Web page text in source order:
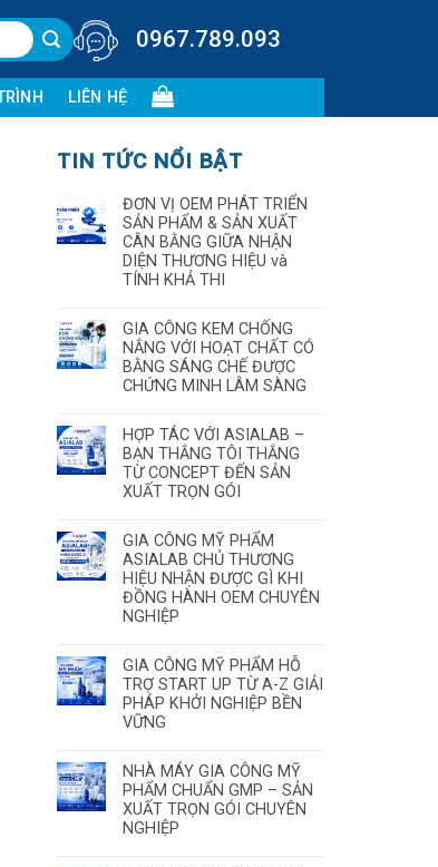
0967.789.093
LIÊN HỆ
TIN TỨC NỔI BẬT
ĐƠN VỊ OEM PHÁT TRIỂN
SẢN PHẨM & SẢN XUẤT
CÂN BẰNG GIỮA NHẬN
DIỆN THƯƠNG HIỆU và
TÍNH KHẢ THI
GIA CÔNG KEM CHỐNG
NẮNG VỚI HOẠT CHẤT CÓ
BẰNG SÁNG CHẾ ĐƯỢC
CHỨNG MINH LÂM SÀNG
HỢP TÁC VỚI ASIALAB –
BẠN THẮNG TÔI THẮNG
TỪ CONCEPT ĐẾN SẢN
XUẤT TRỌN GÓI
GIA CÔNG MỸ PHẨM
ASIALAB CHỦ THƯƠNG
HIỆU NHẬN ĐƯỢC GÌ KHI
ĐỒNG HÀNH OEM CHUYÊN
NGHIỆP
GIA CÔNG MỸ PHẨM HỖ
TRỢ START UP TỪ A-Z GIẢI
PHÁP KHỞI NGHIỆP BỀN
VỮNG
NHÀ MÁY GIA CÔNG MỸ
PHẨM CHUẨN GMP – SẢN
XUẤT TRỌN GÓI CHUYÊN
NGHIỆP